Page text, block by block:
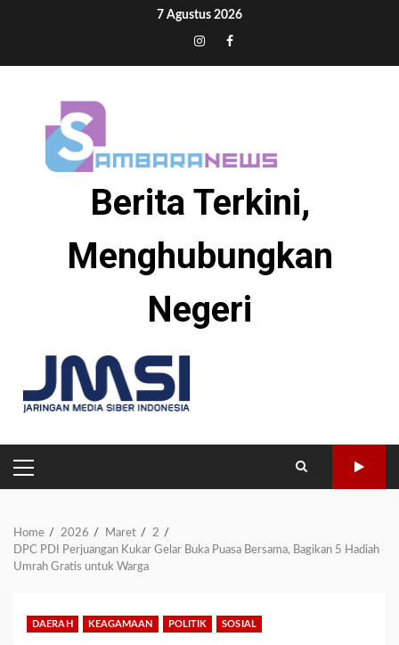
7 Agustus 2026
Tiktok
InstagramFacebook
Berita Terkini,
Menghubungkan
Negeri
PRIMARY
MENU
Home 2026 Maret
2
DPC PDI Perjuangan Kukar Gelar Buka Puasa Bersama, Bagikan 5 Hadiah
Umrah Gratis untuk Warga
DAERAH KEAGAMAAN POLITIK SOSIAL